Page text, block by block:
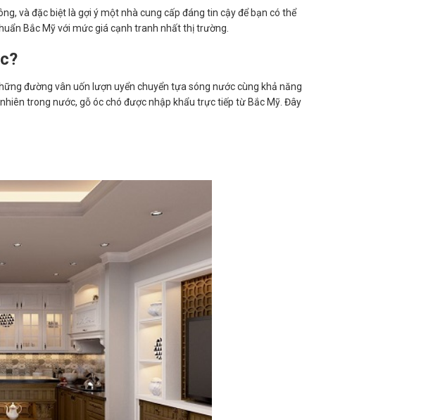
và đặc biệt là gợi ý một nhà cung cấp đáng tin cậy để bạn có thể
Bắc Mỹ với mức giá cạnh tranh nhất thị trường.
đường vân uốn lượn uyển chuyển tựa sóng nước cùng khả năng
trong nước, gỗ óc chó được nhập khẩu trực tiếp từ Bắc Mỹ. Đây